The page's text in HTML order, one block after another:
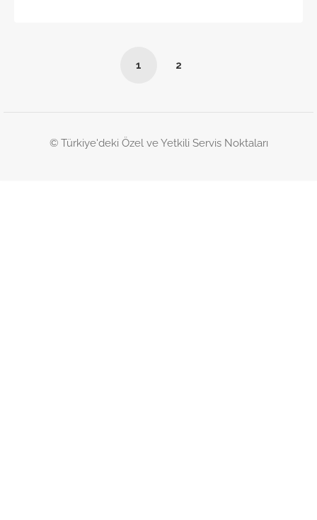
1 2
© Türkiye'deki Özel ve Yetkili Servis Noktaları